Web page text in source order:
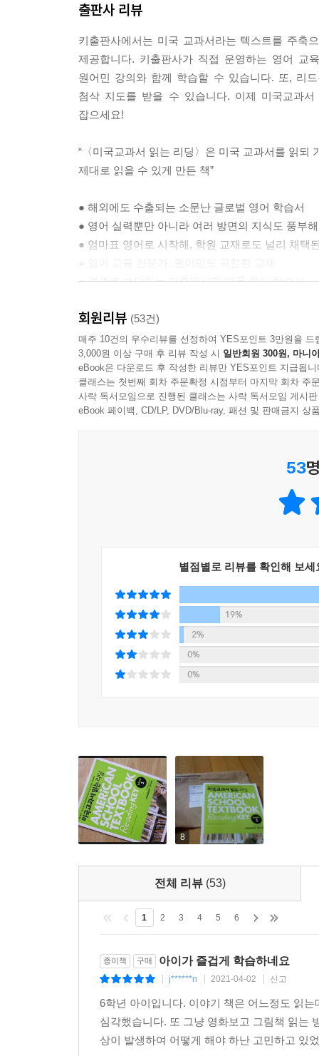
출판사 리뷰
키출판사에서는 미국 교과서라는 텍스트를 주축
제공합니다. 키출판사가 직접 운영하는 영어 교
원어민 강의와 함께 학습할 수 있습니다. 또, 리
첨삭 지도를 받을 수 있습니다. 이제 미국교과
잡으세요!
“〈미국교과서 읽는 리딩〉은 미국 교과서를 읽되
제대로 읽을 수 있게 만든 책”
● 해외에도 수출되는 소문난 글로벌 영어 학습서
● 영어 실력뿐만 아니라 여러 방면의 지식도 풍부
● 엄마표 영어로 시작해, 학원 교재로도 널리 채택
● 결과로 보답하는 키출판사표 명품 영어 학습서
회원리뷰 (53건)
매주 10건의 우수리뷰를 선정하여 YES포인트 3만원을 드
3,000원 이상 구매 후 리뷰 작성 시 일반회원 300원, 마니
eBook은 다운로드 후 작성한 리뷰만 YES포인트 지급됩니
클래스는 첫번째 회차 주문확정 시점부터 마지막 회차 주
사락 독서모임으로 진행된 클래스는 사락 독서모임 게시
eBook 페이백, CD/LP, DVD/Blu-ray, 패션 및 판매금지 상
53
별점별로 리뷰를 확인해 보세
19%
2%
0%
0%
8
전체 리뷰 (53)
1 2 3 4 5 6
종이책 구매 아이가 즐겁게 학습하네요
j******n 2021-04-02 신고
6학년 아이입니다. 이야기 책은 어느정도 읽
심각했습니다. 또 그냥 영화보고 그림책 읽는
상이 발생하여 어떻게 해야 하난 고민하고 있